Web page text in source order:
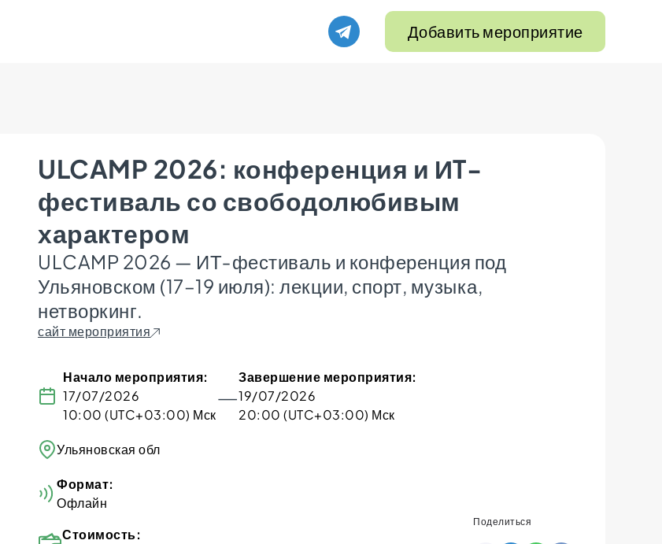
Добавить мероприятие
ULCAMP 2026: конференция и ИT-
фестиваль со свободолюбивым
характером
ULCAMP 2026 — ИТ‑фестиваль и конференция под
Ульяновском (17–19 июля): лекции, спорт, музыка,
нетворкинг.
сайт мероприятия
Начало мероприятия:
17/07/2026
10:00 (UTC+03:00) Мск
—
Завершение мероприятия:
19/07/2026
20:00 (UTC+03:00) Мск
Ульяновская обл
Формат:
Офлайн
Стоимость:
Поделиться